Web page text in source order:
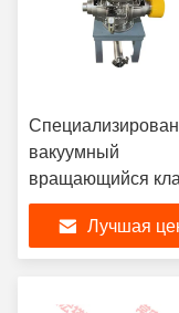
вакуумный
вращающийся
высокого
Лучшая